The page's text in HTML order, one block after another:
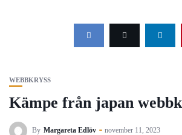
WEBBKRYSS
Kämpe från japan
By Margareta Edlöv november 11, 2023